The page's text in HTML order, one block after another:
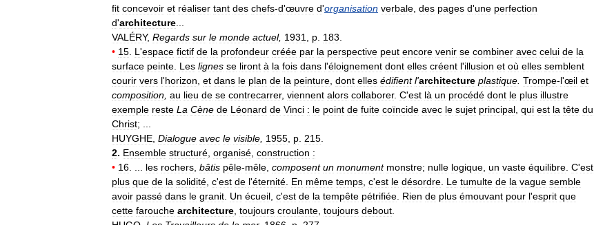
fit concevoir et réaliser tant des chefs-d'œuvre d'organisation verbale des pages d'une perfection
d'architecture
VALÉRY, Regards sur le monde actuel, 1931 p 183
• 15 L 'espace fictif de la profondeur créée par la perspective peut encore venir se combiner avec celui de la
surface peinte Les lignes se liront à la fois dans l'éloignement dont elles créent l'illusion et où elles semblent
courir vers l'horizon et dans le plan de la peinture dont elles édifient l'architecture plastique Trompe-l'œil et
composition au lieu de se contrecarrer, viennent alors collaborer. C'est là un procédé dont le plus illustre
exemple reste La Cène de Léonard de Vinci : le point de fuite coïncide avec le sujet principal qui est la tête du
Christ; ...
HUYGHE Dialogue avec le visible 1955 p 215
2. Ensemble structuré organisé construction :
• 16 les rochers bâtis pêle-mêle composent un monument monstre; nulle logique un vaste équilibre C'est
plus que de la solidité c'est de l'éternité En même temps c'est le désordre Le tumulte de la vague semble
avoir passé dans le granit Un écueil c'est de la tempête pétrifiée Rien de plus émouvant pour l'esprit que
cette farouche architecture toujours croulante toujours debout